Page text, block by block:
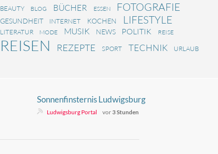
BEAUTY BLOG BÜCHER ESSEN FOTOGRAFIE
GESUNDHEIT INTERNET KOCHEN LIFESTYLE
LITERATUR MODE MUSIK NEWS POLITIK REISE
REISEN REZEPTE SPORT TECHNIK URLAUB
Sonnenfinsternis Ludwigsburg
2026: Zeit, Orte, Tipps
Ludwigsburg Portal vor 3 Stunden